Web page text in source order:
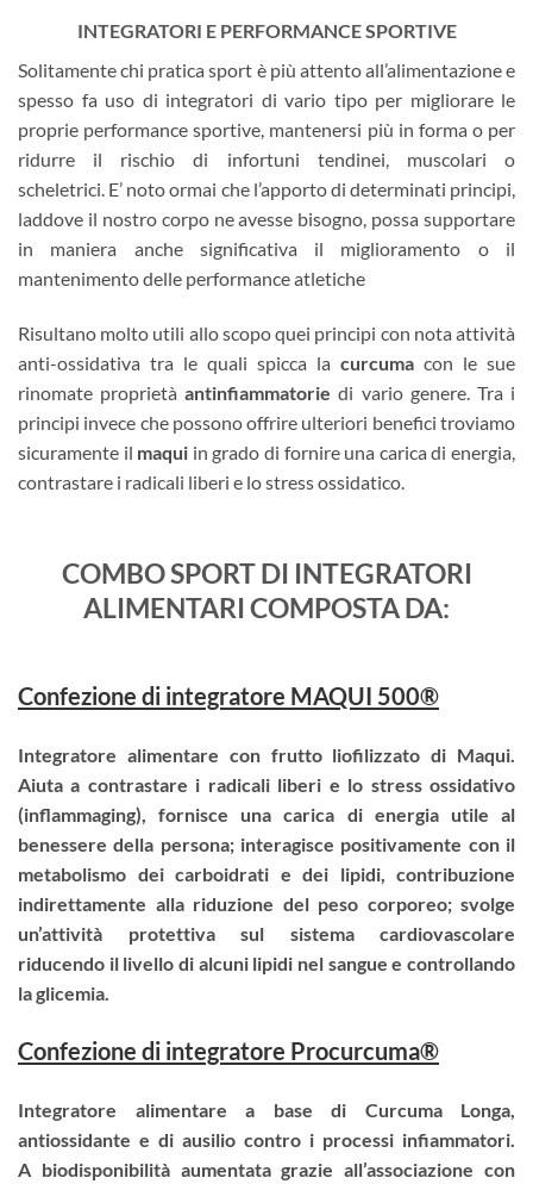
INTEGRATORI E PERFORMANCE SPORTIVE
Solitamente chi pratica sport è più attento all’alimentazione e
spesso fa uso di integratori di vario tipo per migliorare le
proprie performance sportive, mantenersi più in forma o per
ridurre il rischio di infortuni tendinei, muscolari o
scheletrici. E’ noto ormai che l’apporto di determinati principi,
laddove il nostro corpo ne avesse bisogno, possa supportare
in maniera anche significativa il miglioramento o il
mantenimento delle performance atletiche
Risultano molto utili allo scopo quei principi con nota attività
anti-ossidativa tra le quali spicca la curcuma con le sue
rinomate proprietàantinfiammatorie di vario genere. Tra i
principi invece che possono offrire ulteriori benefici troviamo
sicuramente il maqui in grado di fornire una carica di energia,
contrastare i radicali liberi e lo stress ossidatico.
COMBO SPORT DI INTEGRATORI
ALIMENTARI COMPOSTA DA:
Confezione di integratore MAQUI 500®
Integratore alimentare con frutto liofilizzato di Maqui.
Aiuta a contrastare i radicali liberi e lo stress ossidativo
(inflammaging), fornisce una carica di energia utile al
benessere della persona; interagisce positivamente con il
metabolismo dei carboidrati e dei lipidi, contribuzione
indirettamente alla riduzione del peso corporeo; svolge
un’attività protettiva sul sistema cardiovascolare
riducendo il livello di alcuni lipidi nel sangue e controllando
la glicemia.
Confezione di integratore Procurcuma®
Integratore alimentare a base di Curcuma Longa,
antiossidante e di ausilio contro i processi infiammatori.
A biodisponibilità aumentata grazie all’associazione con